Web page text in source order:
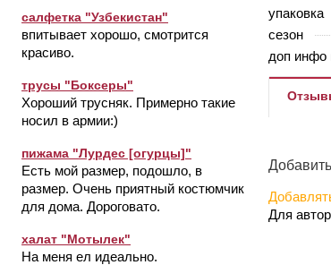
салфетка "Узбекистан"
впитывает хорошо, смотрится
красиво.
трусы "Боксеры"
Хороший трусняк. Примерно такие
носил в армии:)
пижама "Лурдес [огурцы]"
Есть мой размер, подошло, в
размер. Очень приятный костюмчик
для дома. Дороговато.
халат "Мотылек"
На меня ел идеально.
упаковка
сезон
доп инфо
Для